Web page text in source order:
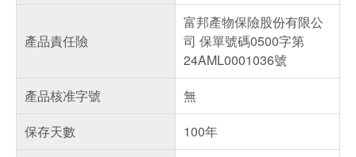
產品責任險
富邦產物保險股份有限公
司 保單號碼0500字第
24AML0001036號
產品核准字號
無
保存天數
100年